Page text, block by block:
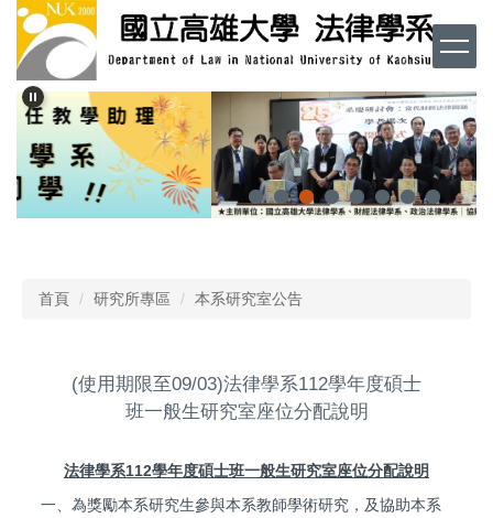
跳
主
要
內
首頁 研究所專區 本系研究室公告
(使用期限至09/03)法律學系112學年度碩士
班一般生研究室座位分配說明
法律學系112學年度碩士班一般生研究室座位分配說明
一、為獎勵本系研究生參與本系教師學術研究，及協助本系